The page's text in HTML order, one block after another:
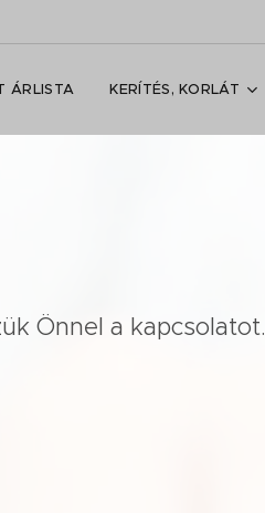
ÁRLISTA KERÍTÉS, KORLÁT
Önnel a kapcsolatot.